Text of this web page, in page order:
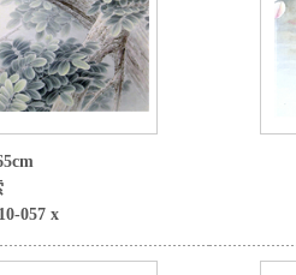
057 x